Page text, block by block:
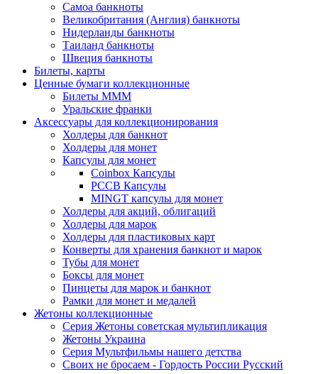
Самоа банкноты
Великобритания (Англия) банкноты
Нидерланды банкноты
Таиланд банкноты
Швеция банкноты
Билеты, карты
Ценные бумаги коллекционные
Билеты МММ
Уральские франки
Аксессуары для коллекционирования
Холдеры для банкнот
Холдеры для монет
Капсулы для монет
Coinbox Капсулы
РССВ Капсулы
MINGT капсулы для монет
Холдеры для акций, облигаций
Холдеры для марок
Холдеры для пластиковых карт
Конверты для хранения банкнот и марок
Тубы для монет
Боксы для монет
Пинцеты для марок и банкнот
Рамки для монет и медалей
Жетоны коллекционные
Серия Жетоны советская мультипликация
Жетоны Украина
Серия Мультфильмы нашего детства
Своих не бросаем - Гордость России Русский